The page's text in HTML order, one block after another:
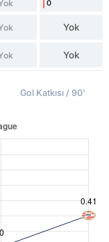
0
Yok
Yok
Gol Katkısı / 90'